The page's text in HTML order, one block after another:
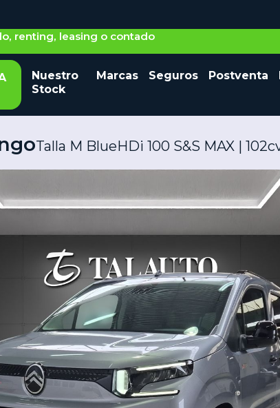
renting, leasing o contado
Nuestro
Stock
Marcas Seguros Postventa
Vehículos nuevos
Talla M BlueHDi 100 S&S MAX |